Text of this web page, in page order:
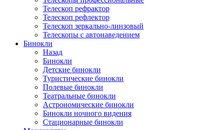
Телескоп рефрактор
Телескоп рефлектор
Телескоп зеркально-линзовый
Телескопы с автонаведением
Бинокли
Назад
Бинокли
Детские бинокли
Туристические бинокли
Полевые бинокли
Театральные бинокли
Астрономические бинокли
Бинокли ночного видения
Стационарные бинокли